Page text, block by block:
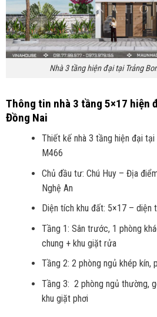
Nhà 3 tầng hiện đại tại Trảng
Thông tin nhà 3 tầng 5×17 hiện
Đồng Nai
Thiết kế nhà 3 tầng hiện đại
M466
Chủ đầu tư: Chú Huy – Địa
Nghệ An
Diện tích khu đất: 5×17– diện
Tầng 1: Sân trước, 1 phòng
chung + khu giặt rửa
Tầng 2: 2 phòng ngủ khép kín,
Tầng 3: 2 phòng ngủ thường,
khu giặt phơi